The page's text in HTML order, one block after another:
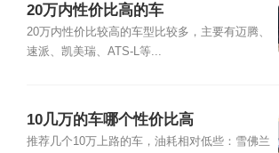
20万内性价比高的车
20万内性价比较高的车型比较多，主要有迈腾、
速派、凯美瑞、ATS-L等...
10几万的车哪个性价比高
推荐几个10万上路的车，油耗相对低些：雪佛兰